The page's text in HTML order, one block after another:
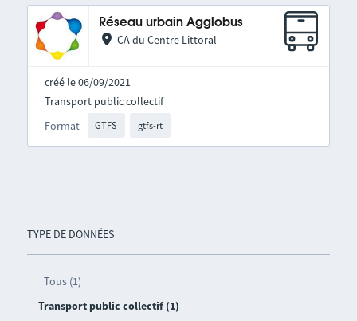
TYPE DE DONNÉES
Tous (1)
Transport public collectif (1)
Réseau urbain Agglobus
CA du Centre Littoral
créé le 06/09/2021
Format GTFS gtfs-rt
Transport public collectif